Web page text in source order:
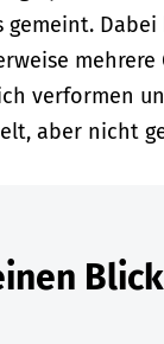
verformen
aber nicht
Blick